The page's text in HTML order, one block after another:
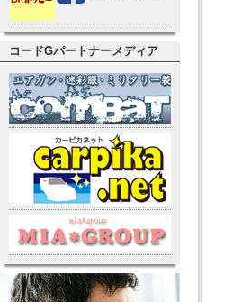
コードGパートナーメディア